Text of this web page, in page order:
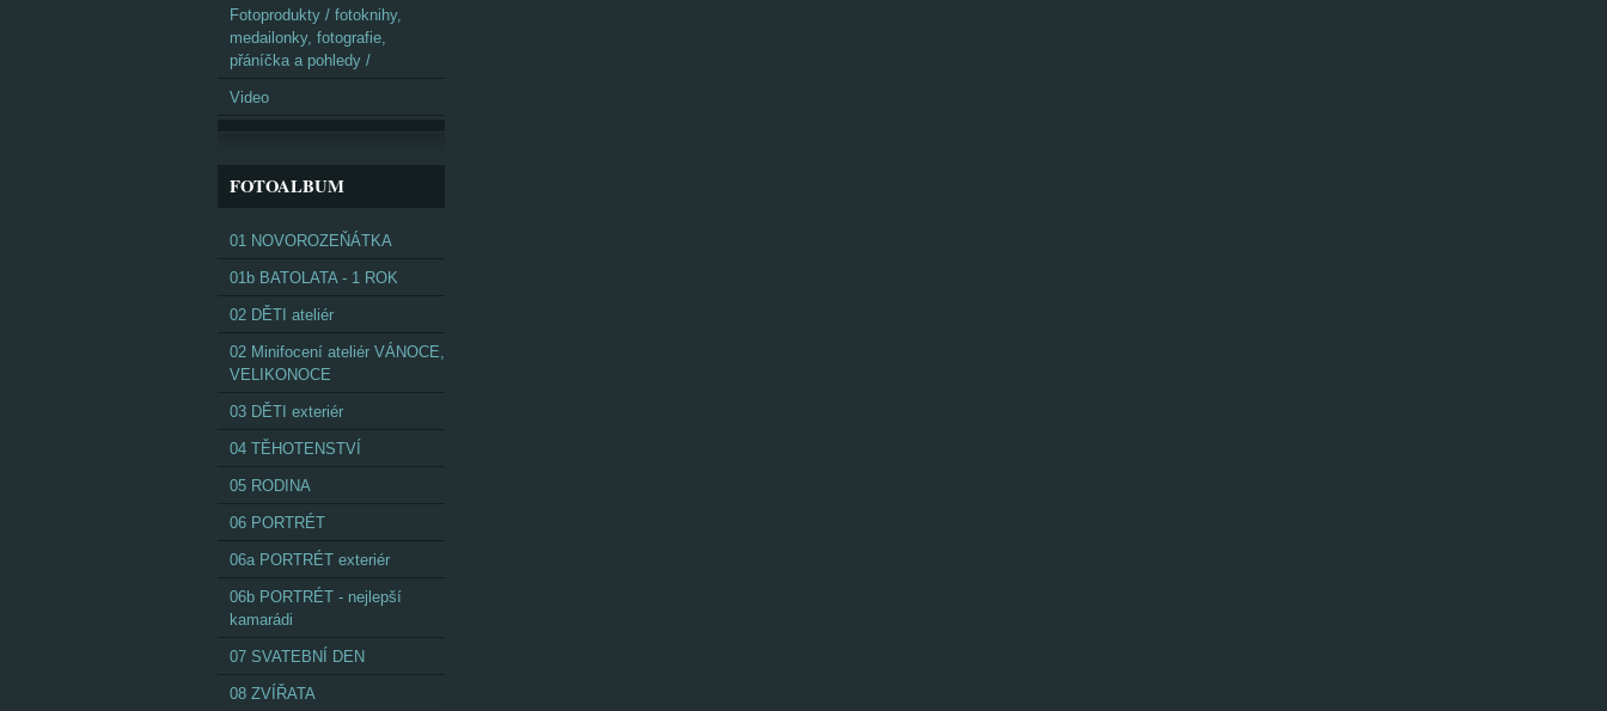
Fotoprodukty / fotoknihy,
medailonky, fotografie,
přáníčka a pohledy /
Video
FOTOALBUM
01 NOVOROZEŇÁTKA
01b BATOLATA - 1 ROK
02 DĚTI ateliér
02 Minifocení ateliér VÁNOCE,
VELIKONOCE
03 DĚTI exteriér
04 TĚHOTENSTVÍ
05 RODINA
06 PORTRÉT
06a PORTRÉT exteriér
06b PORTRÉT - nejlepší
kamarádi
07 SVATEBNÍ DEN
08 ZVÍŘATA